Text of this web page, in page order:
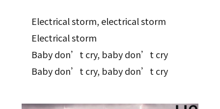
Electrical storm, electrical storm
Electrical storm
Baby don’t cry, baby don’t cry
Baby don’t cry, baby don’t cry